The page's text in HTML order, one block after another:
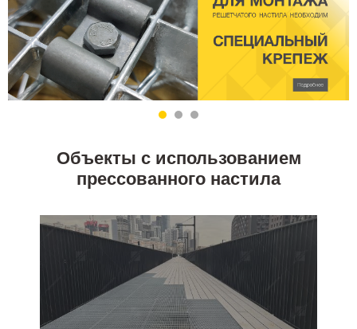
Объекты с использованием
прессованного настила